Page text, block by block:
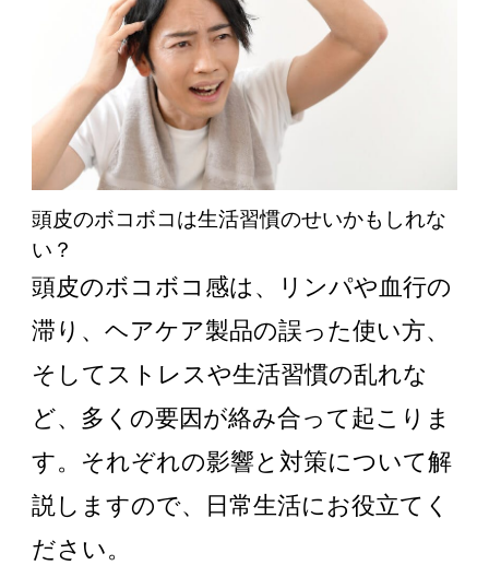
頭皮のボコボコは生活習慣のせいかもしれな
い？
頭皮のボコボコ感は、リンパや血行の
滞り、ヘアケア製品の誤った使い方、
そしてストレスや生活習慣の乱れな
ど、多くの要因が絡み合って起こりま
す。それぞれの影響と対策について解
説しますので、日常生活にお役立てく
ださい。